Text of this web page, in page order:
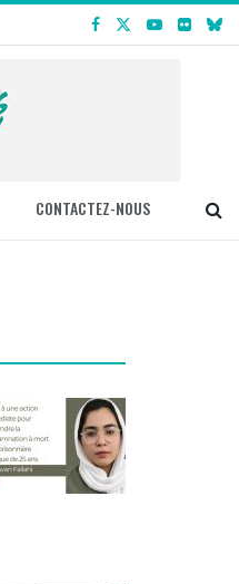
CONTACTEZ-NOUS